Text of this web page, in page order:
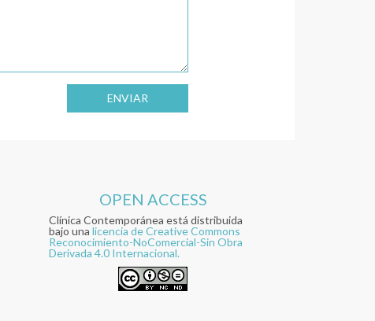
ENVIAR
OPEN ACCESS
Clínica Contemporánea está distribuida
bajo una licencia de Creative Commons
Reconocimiento-NoComercial-Sin Obra
Derivada 4.0 Internacional.